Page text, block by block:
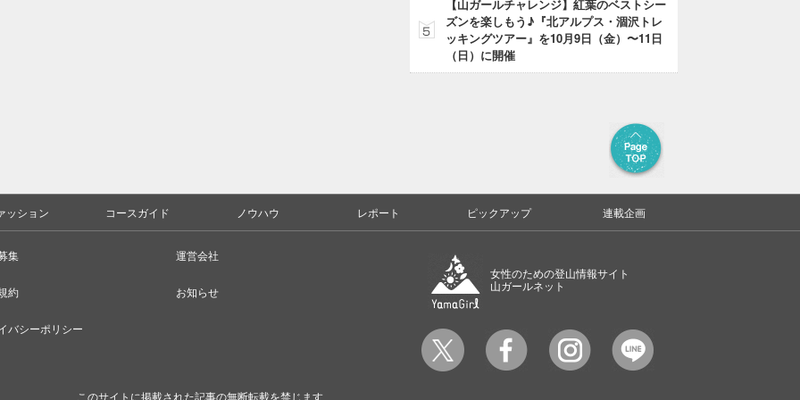
【山ガールチャレンジ】紅葉のベストシー
ズンを楽しもう♪『北アルプス・涸沢トレ
ッキングツアー』を10月9日（金）〜11日
（日）に開催
ッション コースガイド ノウハウ レポート ピックアップ 連載企画
女性のための登山情報サイト
山ガールネット
集
約
バシーポリシー
運営会社
お知らせ
このサイトに掲載された記事の無断転載を禁じます